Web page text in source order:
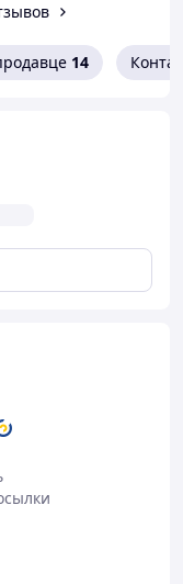
900 МЕ/кг,
использования.
14